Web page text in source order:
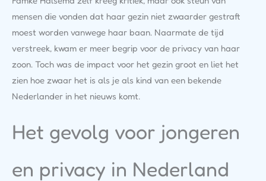
mensen die vonden dat haar gezin niet zwaarder gestraft
moest worden vanwege haar baan. Naarmate de tijd
verstreek, kwam er meer begrip voor de privacy van haar
zoon. Toch was de impact voor het gezin groot en liet het
zien hoe zwaar het is als je als kind van een bekende
Nederlander in het nieuws komt.
Het gevolg voor jongeren
en privacy in Nederland